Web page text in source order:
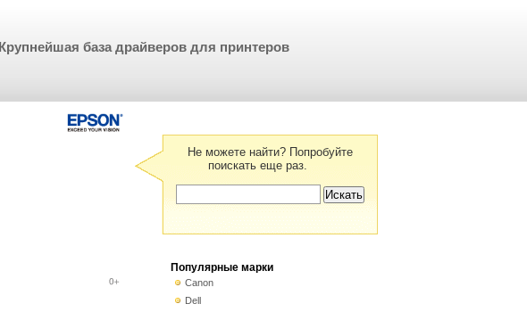
Крупнейшая база драйверов для принтеров
Не можете найти? Попробуйте
поискать еще раз.
Популярные марки
Canon
Dell